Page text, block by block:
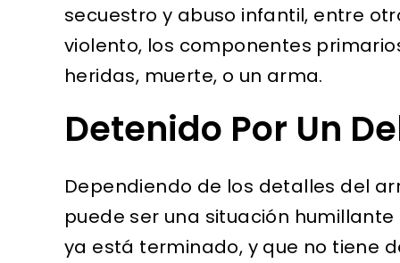
secuestro y abuso infantil, entre
violento, los componentes
heridas, muerte, o un arma.
Detenido Por Un
Dependiendo de los detalles del
puede ser una situación
ya está terminado, y que no tiene